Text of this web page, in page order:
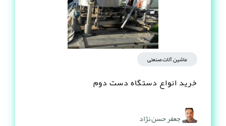
ماشین آلات صنعتی
خرید انواع دستگاه دست دوم
جعفر حسن نژاد